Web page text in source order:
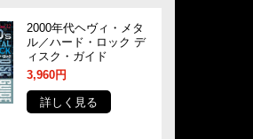
2000年代ヘヴィ・メタ
ル／ハード・ロック デ
ィスク・ガイド
3,960円
詳しく見る